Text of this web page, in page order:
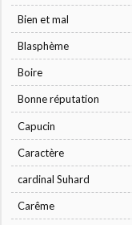
Bien et mal
Blasphème
Boire
Bonne réputation
Capucin
Caractère
cardinal Suhard
Carême